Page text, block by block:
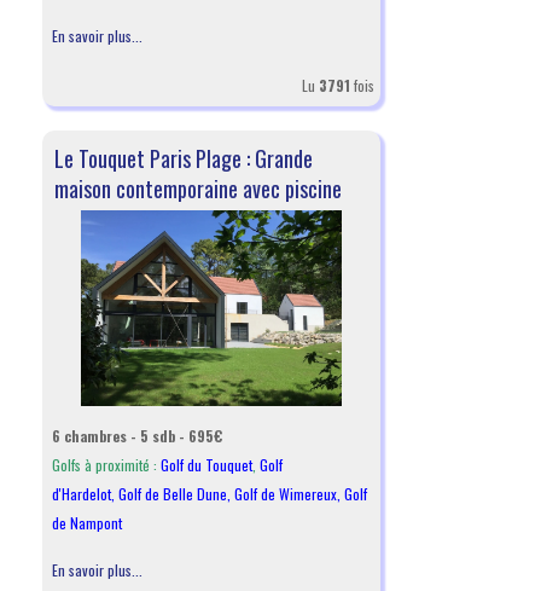
En savoir plus...
Lu 3791 fois
Le Touquet Paris Plage : Grande
maison contemporaine avec piscine
6 chambres - 5 sdb - 695€
Golfs à proximité : Golf du Touquet, Golf
d'Hardelot, Golf de Belle Dune Golf de Wimereux, Golf
de Nampont
En savoir plus...